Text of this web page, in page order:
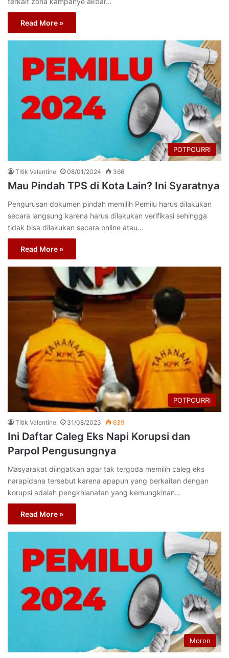
Read More »
POTPOURRI
Titik Valentine 08/01/2024 366
Mau Pindah TPS di Kota Lain? Ini Syaratnya
Pengurusan dokumen pindah memilih Pemilu harus dilakukan
secara langsung karena harus dilakukan verifikasi sehingga
tidak bisa dilakukan secara online atau…
Read More »
POTPOURRI
Titik Valentine 31/08/2023 639
Ini Daftar Caleg Eks Napi Korupsi dan
Parpol Pengusungnya
Masyarakat diingatkan agar tak tergoda memilih caleg eks
narapidana tersebut karena apapun yang berkaitan dengan
korupsi adalah pengkhianatan yang kemungkinan…
Read More »
Moron